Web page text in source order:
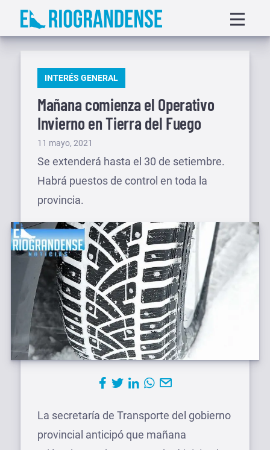
Saltar
menu
PUBLICADO
INTERÉS GENERAL
Mañana comienza el Operativo
Invierno en Tierra del Fuego
Publicado
el
11 mayo, 2021
Se extenderá hasta el 30 de setiembre.
Habrá puestos de control en toda la
provincia.
La secretaría de Transporte del gobierno
provincial anticipó que mañana